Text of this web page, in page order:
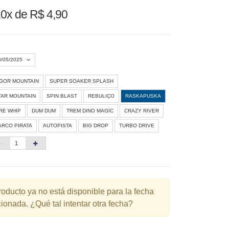
de R$ 4,90
05/2025
Agosto 2026 »
S Q Q S S
1
24 27 28 29
31
MOUNTAIN SUPER SOAKER SPLASH
MOUNTAIN SPIN BLAST REBULIÇO RASKAPUSKA
WHIP DUM DUM TREM DINO MAGIC CRAZY RIVER
PIRATA AUTOPISTA BIG DROP TURBO DRIVE
ya no está disponible para la fecha
¿Qué tal intentar otra fecha?